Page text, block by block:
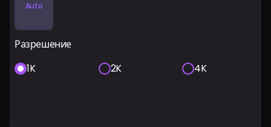
Auto
Разрешение
1K
2K 4K